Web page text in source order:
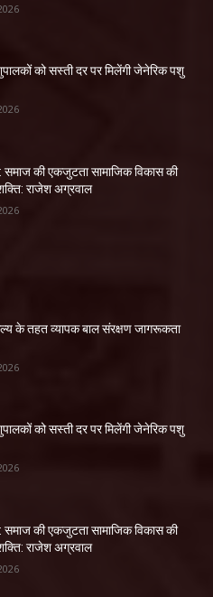
को सस्ती दर पर मिलेंगी जेनेरिक पशु
समाज की एकजुटता सामाजिक विकास की
राजेश अग्रवाल
के तहत व्यापक बाल संरक्षण जागरूकता
को सस्ती दर पर मिलेंगी जेनेरिक पशु
समाज की एकजुटता सामाजिक विकास की
राजेश अग्रवाल